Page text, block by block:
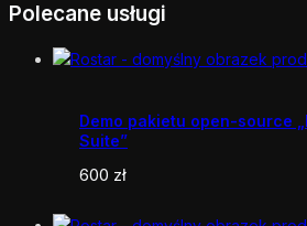
Polecane usługi
Demo pakietu open-source
Suite”
600 zł